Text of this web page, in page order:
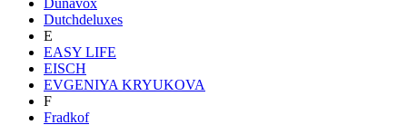
Dutchdeluxes
E
EASY LIFE
EISCH
EVGENIYA KRYUKOVA
F
Fradkof